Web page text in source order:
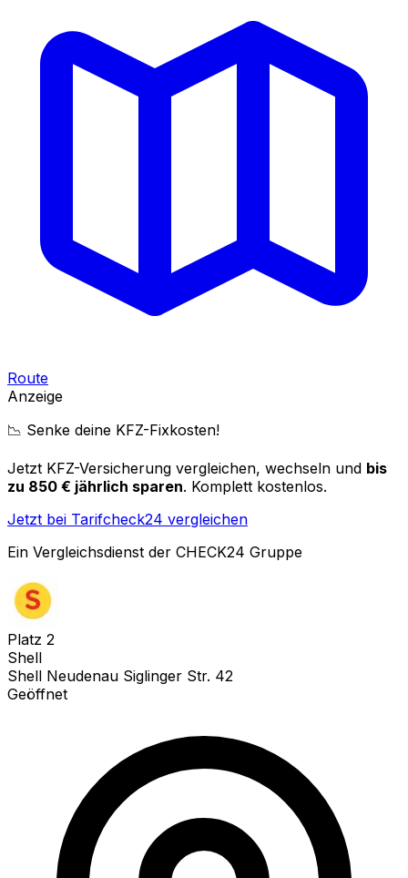
Route
Anzeige
📉 Senke deine KFZ-Fixkosten!
Jetzt KFZ-Versicherung vergleichen, wechseln und bis
zu 850 € jährlich sparen. Komplett kostenlos.
Jetzt bei Tarifcheck24 vergleichen
Ein Vergleichsdienst der CHECK24 Gruppe
Platz 2
Shell
Shell Neudenau Siglinger Str. 42
Geöffnet